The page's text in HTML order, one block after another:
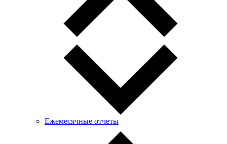
Ежемесячные отчеты